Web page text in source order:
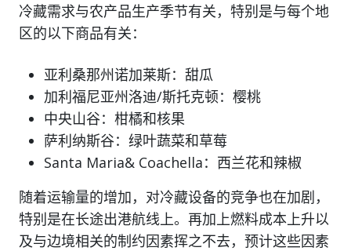
冷藏需求与农产品生产季节有关，特别是与每个地
区的以下商品有关：
亚利桑那州诺加莱斯：甜瓜
加利福尼亚州洛迪/斯托克顿：樱桃
中央山谷：柑橘和核果
萨利纳斯谷：绿叶蔬菜和草莓
Santa Maria& Coachella：西兰花和辣椒
随着运输量的增加，对冷藏设备的竞争也在加剧，
特别是在长途出港航线上。再加上燃料成本上升以
及与边境相关的制约因素挥之不去，预计这些因素